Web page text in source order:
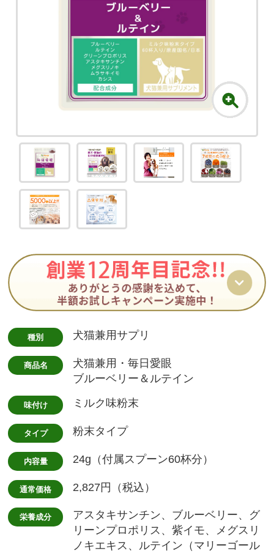
種別 犬猫兼用サプリ
商品名
犬猫兼用・毎日愛眼
ブルーベリー＆ルテイン
味付け ミルク味粉末
タイプ 粉末タイプ
内容量 24g（付属スプーン60杯分）
通常価格 2,827円（税込）
栄養成分
アスタキサンチン、ブルーベリー、グ
リーンプロポリス、紫イモ、メグスリ
ノキエキス、ルテイン（マリーゴール